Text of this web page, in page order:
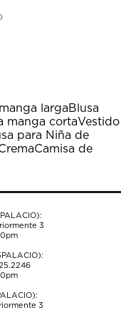
largaBlusa
manga cortaVestido
para Niña de
Camisa de
3
3